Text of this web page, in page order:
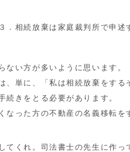
３．相続放棄は家庭裁判所で申述
ない方が多いように思います。
、単に、「私は相続放棄をする
続きをとる必要があります。
なった方の不動産の名義移転を
てくれ。司法書士の先生に作